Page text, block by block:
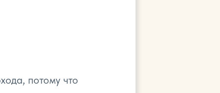
потому что